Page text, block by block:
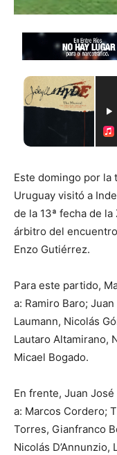
Este domingo por la
Uruguay visitó a
de la 13ª fecha de la
árbitro del
Enzo Gutiérrez.
Para este partido,
a: Ramiro Baro;
Laumann, Nicolás
Lautaro Altamirano,
Micael Bogado.
En frente, Juan
a: Marcos Cordero;
Torres, Gianfranco
Nicolás